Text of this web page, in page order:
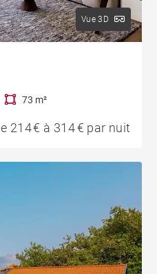
Vue 3D
73 m²
214 € à 314 € par nuit